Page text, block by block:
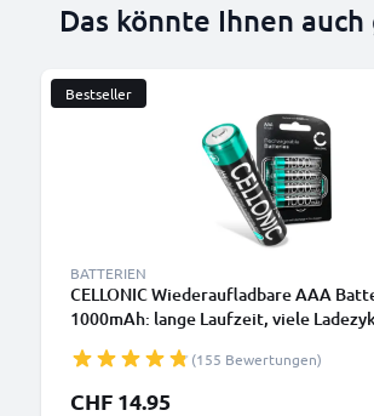
Das könnte Ihnen
Bestseller
BATTERIEN
CELLONIC Wiederaufladbare AAA
1000mAh: lange Laufzeit, viele
Akkubatterie: aufladbare NiMH Akku
R03 LR03 rechargeable Battery
(155 Bewertungen)
CHF 14.95